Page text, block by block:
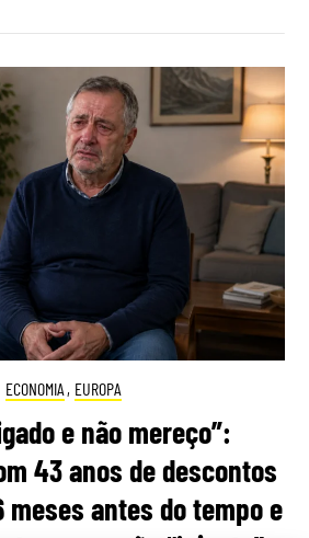
ECONOMIA , EUROPA
e não mereço”:
43 anos de descontos
antes do tempo e